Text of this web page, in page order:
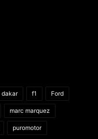
dakar f1 Ford
marc marquez
puromotor